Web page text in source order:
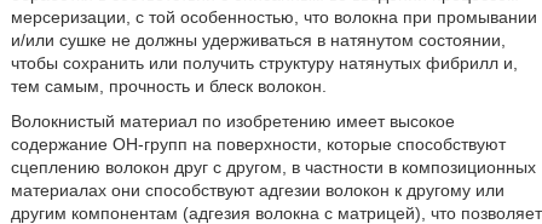
мерсеризации, с той особенностью, что волокна при промывании
и/или сушке не должны удерживаться в натянутом состоянии,
чтобы сохранить или получить структуру натянутых фибрилл и,
тем самым, прочность и блеск волокон.
Волокнистый материал по изобретению имеет высокое
содержание OH-групп на поверхности, которые способствуют
сцеплению волокон друг с другом, в частности в композиционных
материалах они способствуют адгезии волокон к другому или
другим компонентам (адгезия волокна с матрицей), что позволяет